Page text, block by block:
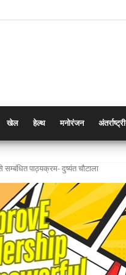
खेल हेल्थ मनोरंजन
सम्बंधित पाठ्यक्रम- दुष्यंत चौटाला